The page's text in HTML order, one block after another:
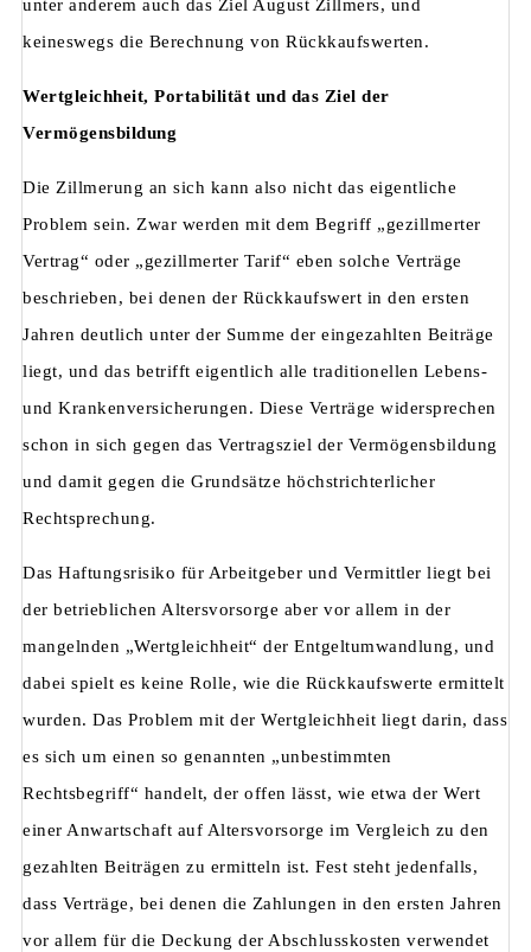
unter anderem auch das Ziel August Zillmers, und
keineswegs die Berechnung von Rückkaufswerten.
Wertgleichheit, Portabilität und das Ziel der
Vermögensbildung
Die Zillmerung an sich kann also nicht das eigentliche
Problem sein. Zwar werden mit dem Begriff „gezillmerter
Vertrag“ oder „gezillmerter Tarif“ eben solche Verträge
beschrieben, bei denen der Rückkaufswert in den ersten
Jahren deutlich unter der Summe der eingezahlten Beiträge
liegt, und das betrifft eigentlich alle traditionellen Lebens-
und Krankenversicherungen. Diese Verträge widersprechen
schon in sich gegen das Vertragsziel der Vermögensbildung
und damit gegen die Grundsätze höchstrichterlicher
Rechtsprechung.
Das Haftungsrisiko für Arbeitgeber und Vermittler liegt bei
der betrieblichen Altersvorsorge aber vor allem in der
mangelnden „Wertgleichheit“ der Entgeltumwandlung, und
dabei spielt es keine Rolle, wie die Rückkaufswerte ermittelt
wurden. Das Problem mit der Wertgleichheit liegt darin, dass
es sich um einen so genannten „unbestimmten
Rechtsbegriff“ handelt, der offen lässt, wie etwa der Wert
einer Anwartschaft auf Altersvorsorge im Vergleich zu den
gezahlten Beiträgen zu ermitteln ist. Fest steht jedenfalls,
dass Verträge, bei denen die Zahlungen in den ersten Jahren
vor allem für die Deckung der Abschlusskosten verwendet